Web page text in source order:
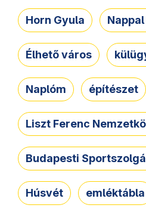
Horn Gyula
Élhető város
Naplóm építészet
Liszt Ferenc
Budapesti
Húsvét emléktábla